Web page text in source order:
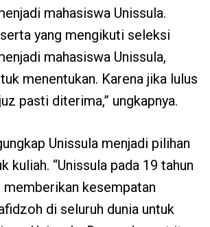
mahasiswa Unissula.
yang mengikuti seleksi
mahasiswa Unissula,
menentukan. Karena jika lulus
pasti diterima,” ungkapnya.
Unissula menjadi pilihan
kuliah. “Unissula pada 19 tahun
memberikan kesempatan
di seluruh dunia untuk